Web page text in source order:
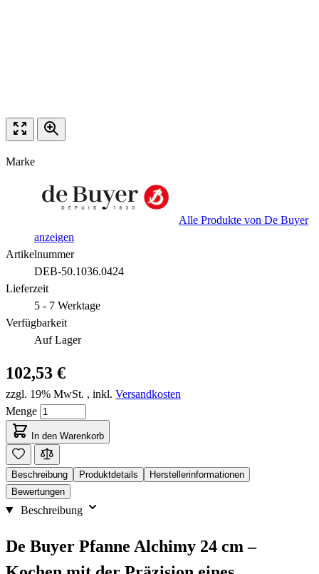
Marke
Alle Produkte von De Buyer
anzeigen
Artikelnummer
DEB-50.1036.0424
Lieferzeit
5 - 7 Werktage
Verfügbarkeit
Auf Lager
102,53 €
zzgl. 19% MwSt. , inkl. Versandkosten
Menge
In den Warenkorb
Beschreibung Produktdetails
Herstellerinformationen
Bewertungen
Beschreibung
De Buyer Pfanne Alchimy 24 cm –